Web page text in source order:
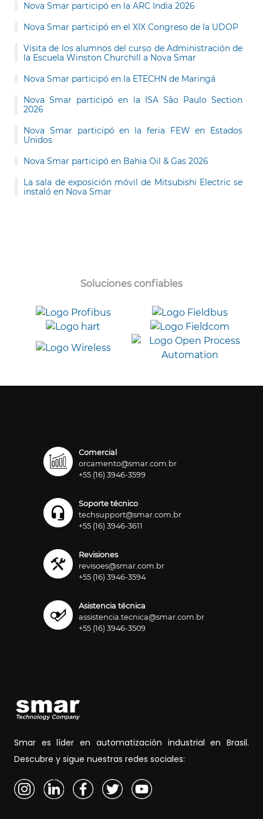
Nova Smar participó en la ARC India 2026
Nova Smar participó en el XIX Congreso de la UDOP
Visita de los alumnos del curso de Administración de
la Escuela Winston Churchill a Nova Smar
Nova Smar participó en la ETECHN de Maringá
Nova Smar participó en la ISA São Paulo Section
2026
Nova Smar participó en la feria FEW en Estados
Unidos
Nova Smar participó en Bahia Oil & Gas 2026
La sala de exposición móvil de Mitsubishi Electric se
instaló en Nova Smar
Soluciones confiables
Comercial
orcamento@smar.com.br
+55 (16) 3946-3599
Soporte técnico
techsupport@smar.com.br
+55 (16) 3946-3611
Revisiones
revisoes@smar.com.br
+55 (16) 3946-3594
Asistencia técnica
assistencia.tecnica@smar.com.br
+55 (16) 3946-3509
Smar es líder en automatización industrial en Brasil.
Descubre y sigue nuestras redes sociales: